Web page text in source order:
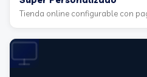
Tienda online configurable con